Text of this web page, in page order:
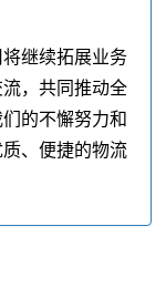
继续拓展业务
，共同推动全
的不懈努力和
、便捷的物流